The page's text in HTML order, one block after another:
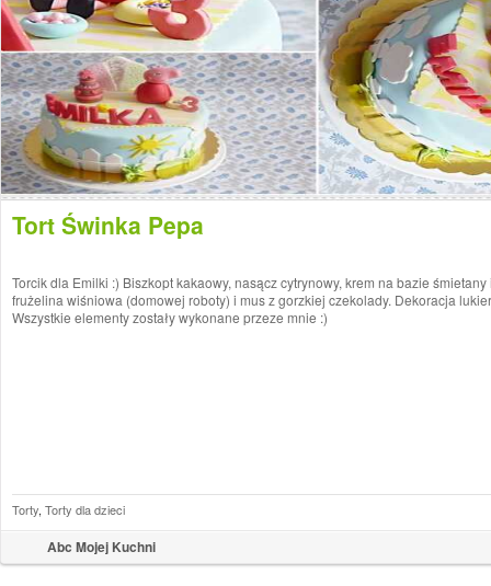
Tort Świnka Pepa
Torcik dla Emilki :) Biszkopt kakaowy, nasącz cytrynowy, krem na bazie
frużelina wiśniowa (domowej roboty) i mus z gorzkiej czekolady. Dekoracja
Wszystkie elementy zostały wykonane przeze mnie :)
Abc Mojej Kuchni
Torty, Torty dla dzieci